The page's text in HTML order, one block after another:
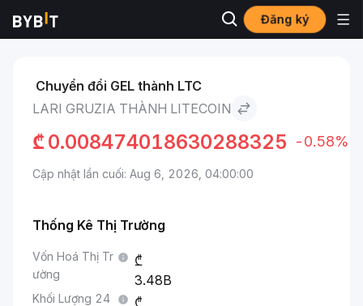
Đăng ký
Thị trường Lari Gruzia to Litecoin
Chuyển đổi GEL thành LTC
LARI GRUZIA THÀNH LITECOIN
₾ 0.008474018630288325 -0.58%
Cập nhật lần cuối: Aug 6, 2026, 04:00:00
Thống Kê Thị Trường
Vốn Hoá Thị Tr
ường
3.48B
Khối Lượng 24